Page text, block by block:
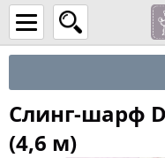
Слинг-шарф
(4,6 м)